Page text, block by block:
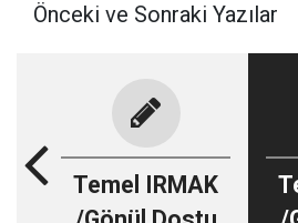
Önceki ve Sonraki Yazılar
Temel IRMAK